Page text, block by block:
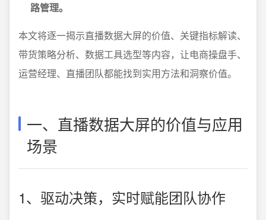
路管理。
本文将逐一揭示直播数据大屏的价值、关键指标解读、
带货策略分析、数据工具选型等内容，让电商操盘手、
运营经理、直播团队都能找到实用方法和洞察价值。
一、直播数据大屏的价值与应用
场景
1、驱动决策，实时赋能团队协作